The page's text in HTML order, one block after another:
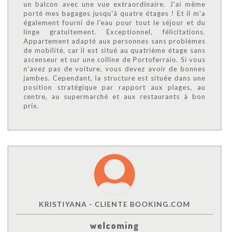
un balcon avec une vue extraordinaire. J'ai même
porté mes bagages jusqu'à quatre étages ! Et il m'a
également fourni de l'eau pour tout le séjour et du
linge gratuitement. Exceptionnel, félicitations.
Appartement adapté aux personnes sans problèmes
de mobilité, car il est situé au quatrième étage sans
ascenseur et sur une colline de Portoferraio. Si vous
n'avez pas de voiture, vous devez avoir de bonnes
jambes. Cependant, la structure est située dans une
position stratégique par rapport aux plages, au
centre, au supermarché et aux restaurants à bon
prix.
KRISTIYANA - CLIENTE BOOKING.COM
welcoming